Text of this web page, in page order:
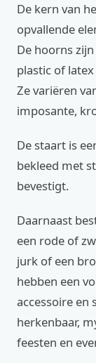
De kern van
opvallende
De hoorns
plastic of
Ze variëren
imposante,
De staart is
bekleed met
bevestigt.
Daarnaast
een rode of
jurk of een
hebben een
accessoire en
herkenbaar,
feesten en